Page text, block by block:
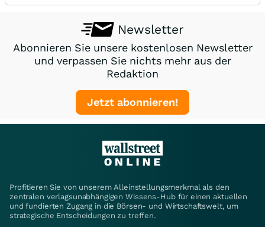
Newsletter
Abonnieren Sie unsere kostenlosen Newsletter
und verpassen Sie nichts mehr aus der
Redaktion
Jetzt abonnieren!
Profitieren Sie von unserem Alleinstellungsmerkmal als den
zentralen verlagsunabhängigen Wissens-Hub für einen aktuellen
und fundierten Zugang in die Börsen- und Wirtschaftswelt, um
strategische Entscheidungen zu treffen.